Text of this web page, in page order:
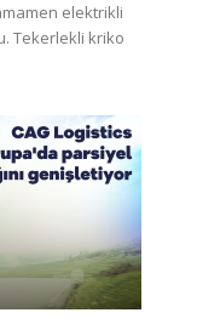
elektrikli
Tekerlekli kriko